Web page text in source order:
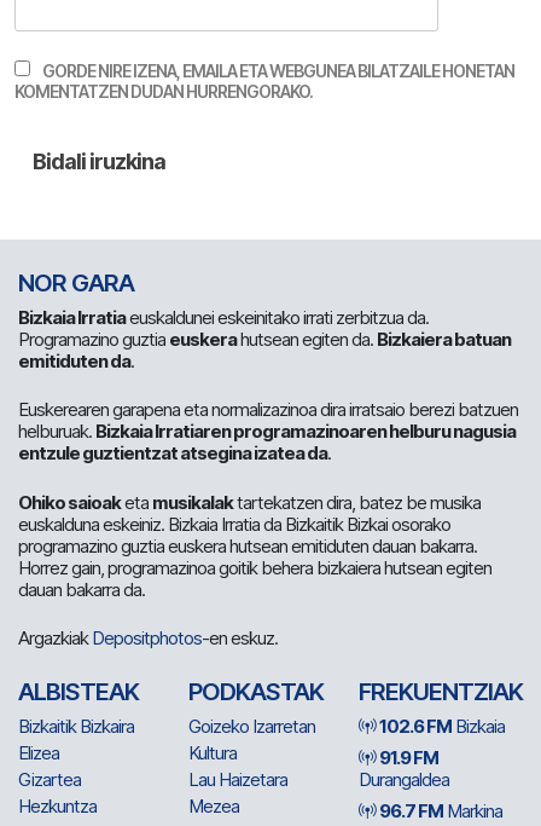
GORDE NIRE IZENA, EMAILA ETA WEBGUNEA BILATZAILE HONETAN
KOMENTATZEN DUDAN HURRENGORAKO.
NOR GARA
Bizkaia Irratiaeuskaldunei eskeinitako irrati zerbitzua da.
Programazino guztia euskerahutsean egiten da. Bizkaiera batuan
emitiduten da.
Euskerearen garapena eta normalizazinoa dira irratsaio berezi batzuen
helburuak. Bizkaia Irratiaren programazinoaren helburu nagusia
entzule guztientzat atsegina izatea da.
Ohiko saioaketa musikalaktartekatzen dira, batez be musika
euskalduna eskeiniz. Bizkaia Irratia da Bizkaitik Bizkai osorako
programazino guztia euskera hutsean emitiduten dauan bakarra.
Horrez gain, programazinoa goitik behera bizkaiera hutsean egiten
dauan bakarra da.
ArgazkiakDepositphotos-en eskuz.
ALBISTEAK
Bizkaitik Bizkaira
Elizea
Gizartea
Hezkuntza
PODKASTAK
Goizeko Izarretan
Kultura
Lau Haizetara
Mezea
FREKUENTZIAK
102.6 FM Bizkaia
91.9 FM
Durangaldea
96.7 FM Markina